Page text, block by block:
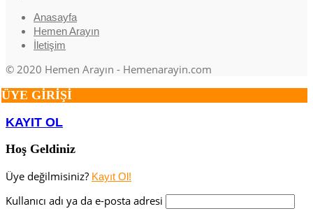
Anasayfa
Hemen Arayın
İletişim
© 2020 Hemen Arayın - Hemenarayin.com
ÜYE GİRİŞİ
KAYIT OL
Hoş Geldiniz
Üye değilmisiniz? Kayıt Ol!
Kullanıcı adı ya da e-posta adresi